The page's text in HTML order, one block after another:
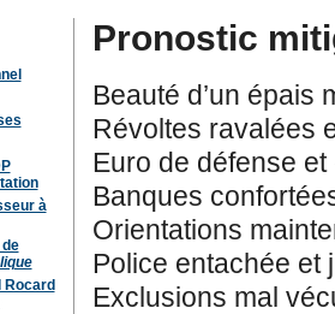
Pronostic
Beauté d’un épais
Révoltes ravalées
Euro de défense
Banques
Orientations
Police entachée et
Exclusions mal
à
Rocard